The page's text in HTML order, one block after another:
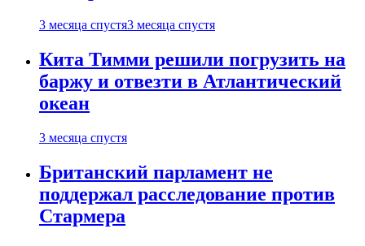
3 месяца спустя3 месяца спустя
Кита Тимми решили погрузить на
баржу и отвезти в Атлантический
океан
3 месяца спустя
Британский парламент не
поддержал расследование против
Стармера